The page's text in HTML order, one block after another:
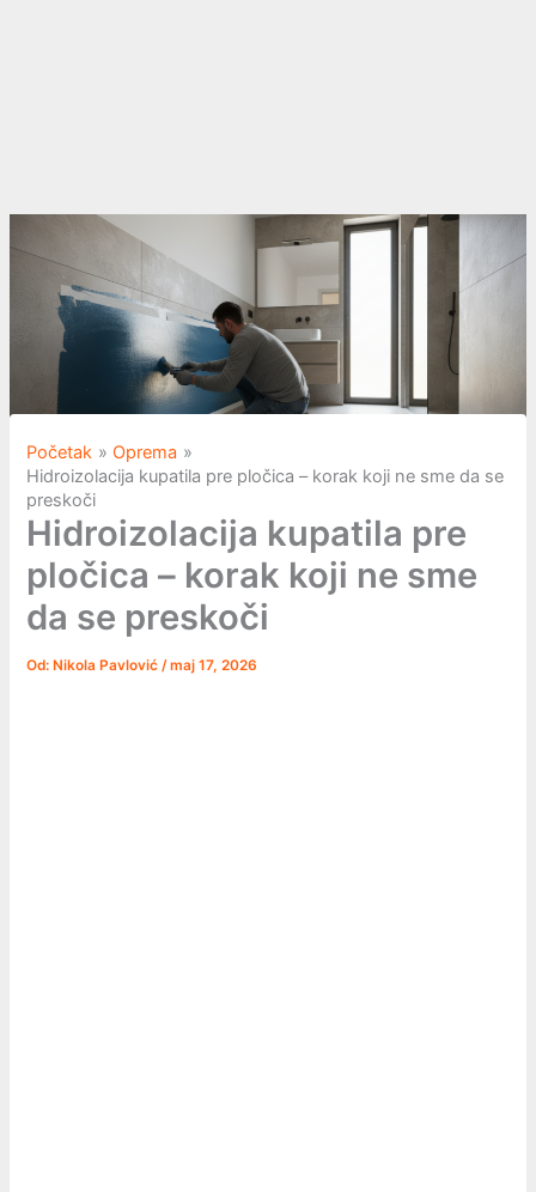
Početak
Oprema
Hidroizolacija kupatila pre pločica – korak koji ne sme da se
preskoči
Hidroizolacija kupatila pre
pločica – korak koji ne sme
da se preskoči
Od: Nikola Pavlović/maj 17, 2026